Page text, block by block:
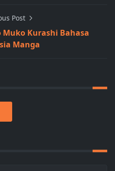
Post
Kurashi Bahasa
Manga